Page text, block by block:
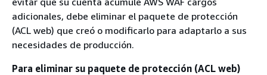
adicionales, debe eliminar el paquete de protección
(ACL web) que creó o modificarlo para adaptarlo a sus
necesidades de producción.
Para eliminar su paquete de protección (ACL web)